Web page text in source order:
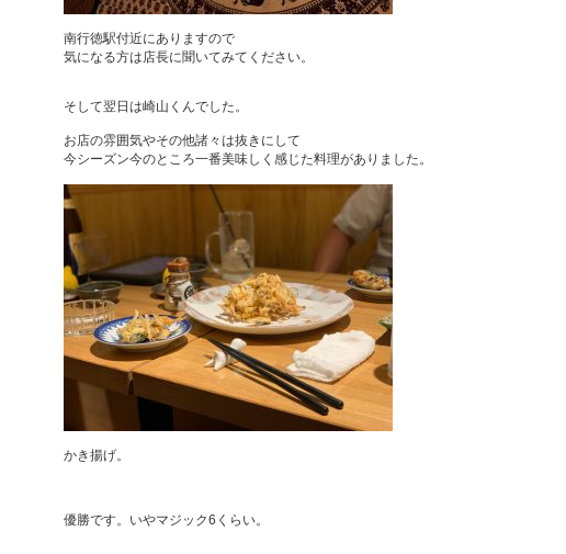
南行徳駅付近にありますので
気になる方は店長に聞いてみてください。
そして翌日は崎山くんでした。
お店の雰囲気やその他諸々は抜きにして
今シーズン今のところ一番美味しく感じた料理がありました。
かき揚げ。
優勝です。いやマジック6くらい。